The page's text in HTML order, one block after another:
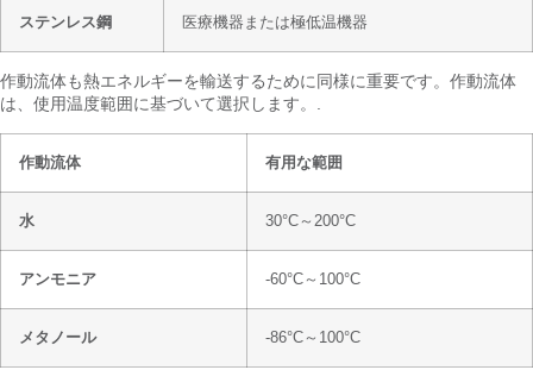
ステンレス鋼 医療機器または極低温機器
作動流体も熱エネルギーを輸送するために同様に重要です。作動流体
は、使用温度範囲に基づいて選択します。.
作動流体 有用な範囲
水 30°C～200°C
アンモニア -60°C～100°C
メタノール -86°C～100°C